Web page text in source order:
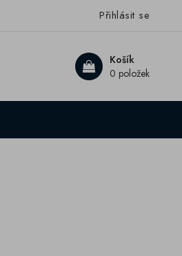
Přihlásit se
Košík
0 položek